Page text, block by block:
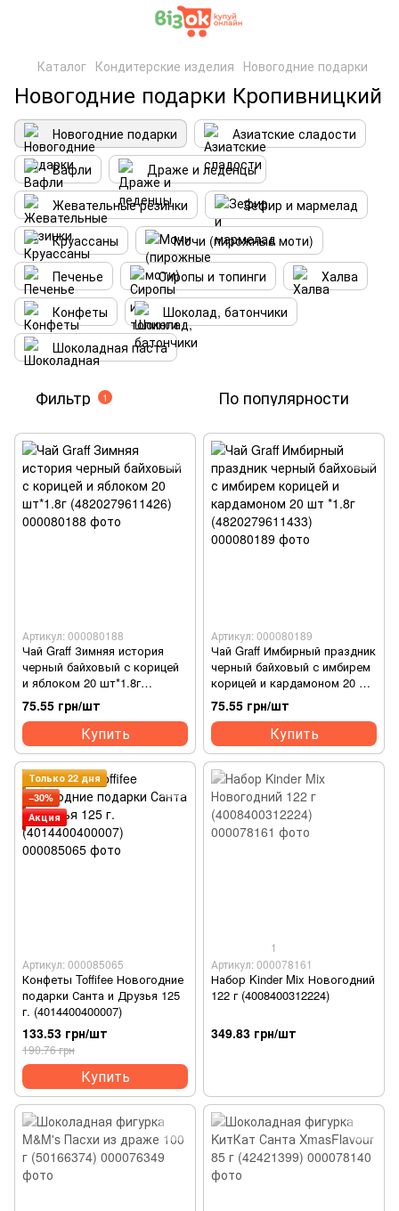
Каталог Кондитерские изделия Новогодние подарки
Новогодние подарки Кропивницкий
Новогодние подарки
Азиатские сладости
Вафли
Драже и леденцы
Жевательные резинки
Зефир и мармелад
Круассаны
Мочи (пирожные моти)
Печенье
Сиропы и топинги
Халва
Конфеты
Шоколад, батончики
Шоколадная паста
Фильтр 1 По популярности
Артикул: 000080188
Чай Graff Зимняя история
черный байховый с корицей
и яблоком 20 шт*1.8г
(4820279611426)
75.55 грн/шт
Купить
Артикул: 000080189
Чай Graff Имбирный праздник
черный байховый с имбирем
корицей и кардамоном 20 шт
*1.8г (4820279611433)
75.55 грн/шт
Купить
Только 22 дня
−30%
Акция
Артикул: 000085065
Конфеты Toffifee Новогодние
подарки Санта и Друзья 125
г. (4014400400007)
133.53 грн/шт
190.76 грн
Купить
1
Артикул: 000078161
Набор Kinder Mix Новогодний
122 г (4008400312224)
349.83 грн/шт